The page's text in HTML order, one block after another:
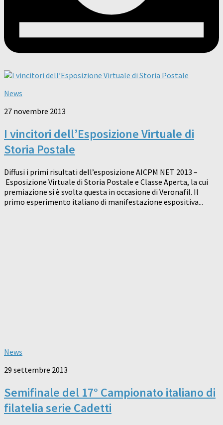
News
27 novembre 2013
I vincitori dell’Esposizione Virtuale di
Storia Postale
Diffusi i primi risultati dell’esposizione AICPM NET 2013 –
Esposizione Virtuale di Storia Postale e Classe Aperta, la cui
premiazione si è svolta questa in occasione di Veronafil. Il
primo esperimento italiano di manifestazione espositiva...
News
29 settembre 2013
Semifinale del 17° Campionato italiano di
filatelia serie Cadetti